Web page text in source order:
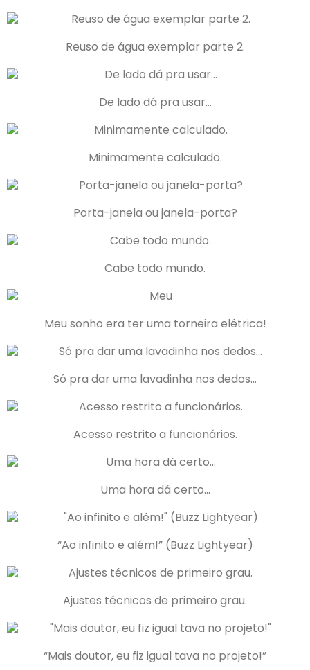
Reuso de água exemplar parte 2.
De lado dá pra usar…
Minimamente calculado.
Porta-janela ou janela-porta?
Cabe todo mundo.
Meu sonho era ter uma torneira elétrica!
Só pra dar uma lavadinha nos dedos…
Acesso restrito a funcionários.
Uma hora dá certo…
“Ao infinito e além!” (Buzz Lightyear)
Ajustes técnicos de primeiro grau.
“Mais doutor, eu fiz igual tava no projeto!”